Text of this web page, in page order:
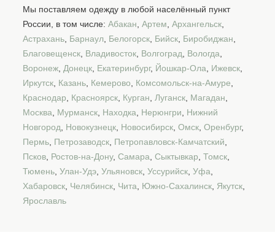
Мы поставляем одежду в любой населённый пункт
России, в том числе: Абакан, Артем, Архангельск,
Астрахань, Барнаул, Белогорск, Бийск, Биробиджан,
Благовещенск, Владивосток, Волгоград, Вологда,
Воронеж, Донецк, Екатеринбург, Йошкар-Ола, Ижевск,
Иркутск, Казань, Кемерово, Комсомольск-на-Амуре,
Краснодар, Красноярск, Курган, Луганск, Магадан,
Москва, Мурманск, Находка, Нерюнгри, Нижний
Новгород, Новокузнецк, Новосибирск, Омск, Оренбург,
Пермь, Петрозаводск, Петропавловск-Камчатский,
Псков, Ростов-на-Дону, Самара, Сыктывкар, Томск,
Тюмень, Улан-Удэ, Ульяновск, Уссурийск, Уфа,
Хабаровск, Челябинск, Чита, Южно-Сахалинск, Якутск,
Ярославль